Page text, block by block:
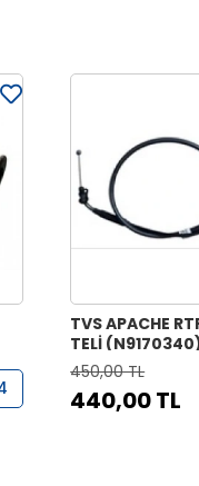
TVS APACHE
TELİ
450,00 TL
440,00 TL